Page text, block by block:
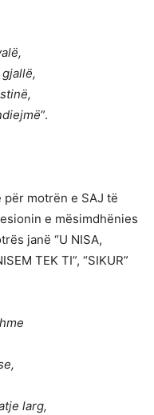
”.
motrën e SAJ të
e mësimdhënies
janë “U NISA,
TEK TI”, “SIKUR”
larg,